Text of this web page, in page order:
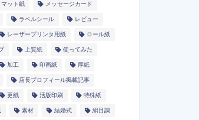
マット紙 メッセージカード
ラベルシール レビュー
レーザープリンタ用紙 ロール紙
上質紙 使ってみた
加工 印画紙 厚紙
店長プロフィール掲載記事
更紙 活版印刷 特殊紙
素材 結婚式 絹目調